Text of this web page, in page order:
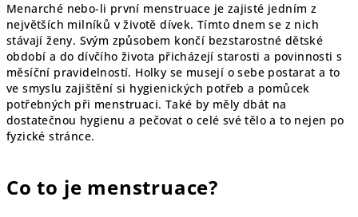
Menarché nebo-li první menstruace je zajisté jedním z
největších milníků v životě dívek. Tímto dnem se z nich
stávají ženy. Svým způsobem končí bezstarostné dětské
období a do dívčího života přicházejí starosti a povinnosti s
měsíční pravidelností. Holky se musejí o sebe postarat a to
ve smyslu zajištění si hygienických potřeb a pomůcek
potřebných při menstruaci. Také by měly dbát na
dostatečnou hygienu a pečovat o celé své tělo a to nejen po
fyzické stránce.
Co to je menstruace?